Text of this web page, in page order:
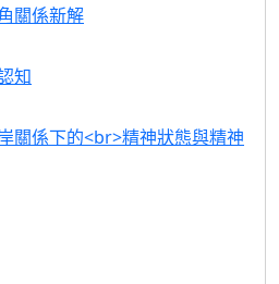
關係新解
知
關係下的<br>精神狀態與精神